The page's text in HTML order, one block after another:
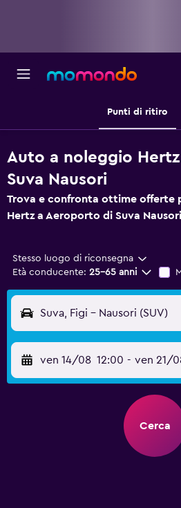
Punti di ritiro
Auto a noleggio
Suva Nausori
Trova e confronta ottime offerte
Hertz a Aeroporto di Suva Nausori
Stesso luogo di riconsegna
Età conducente: 25-65 anni
Suva, Figi - Nausori (SUV)
ven 14/08 12:00 - ven 21/
Cerca